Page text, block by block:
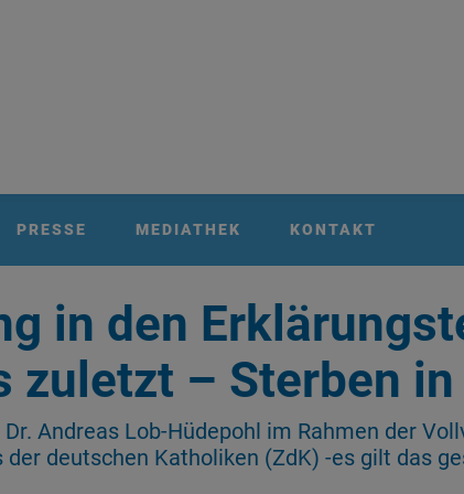
PRESSE MEDIATHEK KONTAKT
in den
zuletzt – Sterben in
Andreas Lob-Hüdepohl im Rahmen der
deutschen Katholiken (ZdK) -es gilt das